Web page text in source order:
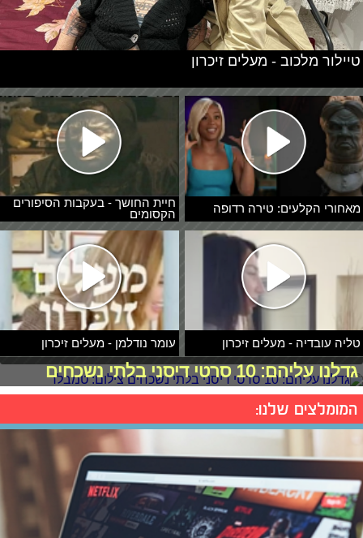
מאחורי הקלעים: טירה רדופה
חיית החושך - בעקבות הסיפורים
הקסומים
טליה עובדיה - מעלים זיכרון עומר נודלמן - מעלים זיכרון
טיילור מלכוב - מעלים זיכרון
גדלנו עליהם: 10 סרטי דיסני בלתי נשכחים
המומלצים שלנו: